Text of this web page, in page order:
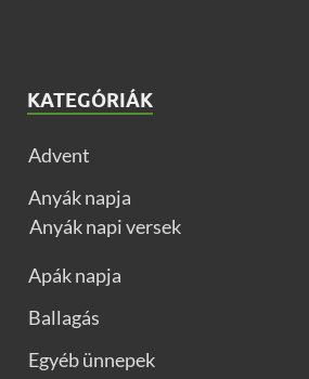
KATEGÓRIÁK
Advent
Anyák napja
Anyák napi versek
Apák napja
Ballagás
Egyéb ünnepek